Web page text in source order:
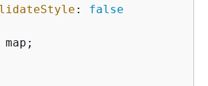
: false